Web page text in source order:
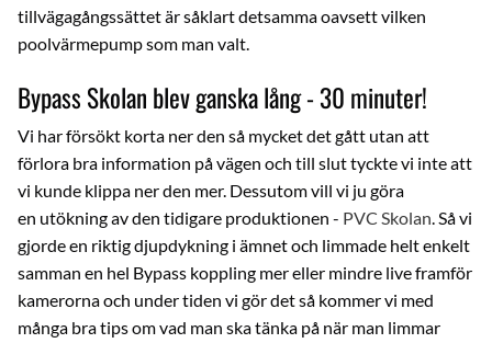
tillvägagångssättet är såklart detsamma oavsett vilken
poolvärmepump som man valt.
Bypass Skolan blev ganska lång - 30 minuter!
Vi har försökt korta ner den så mycket det gått utan att
förlora bra information på vägen och till slut tyckte vi inte att
vi kunde klippa ner den mer. Dessutom vill vi ju göra
en utökning av den tidigare produktionen - PVC Skolan. Så vi
gjorde en riktig djupdykning i ämnet och limmade helt enkelt
samman en hel Bypass koppling mer eller mindre live framför
kamerorna och under tiden vi gör det så kommer vi med
många bra tips om vad man ska tänka på när man limmar